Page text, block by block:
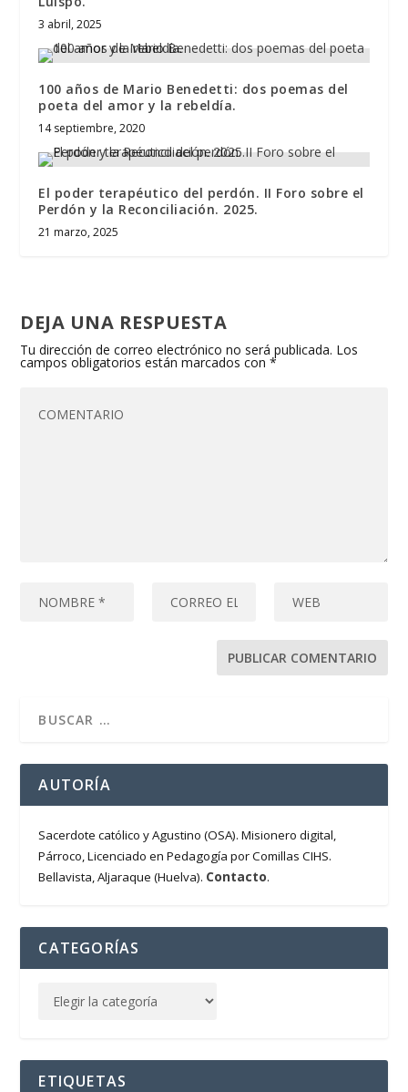
3 abril, 2025
100 años de Mario Benedetti: dos poemas del
poeta del amor y la rebeldía.
14 septiembre, 2020
El poder terapéutico del perdón. II Foro sobre el
Perdón y la Reconciliación. 2025.
21 marzo, 2025
DEJA UNA RESPUESTA
Tu dirección de correo electrónico no será publicada. Los
campos obligatorios están marcados con*
AUTORÍA
Sacerdote católico y Agustino (OSA). Misionero digital,
Párroco, Licenciado en Pedagogía por Comillas CIHS.
Bellavista, Aljaraque (Huelva). Contacto.
CATEGORÍAS
ETIQUETAS